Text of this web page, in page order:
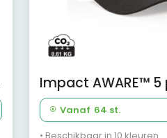
Vanaf 64 st.